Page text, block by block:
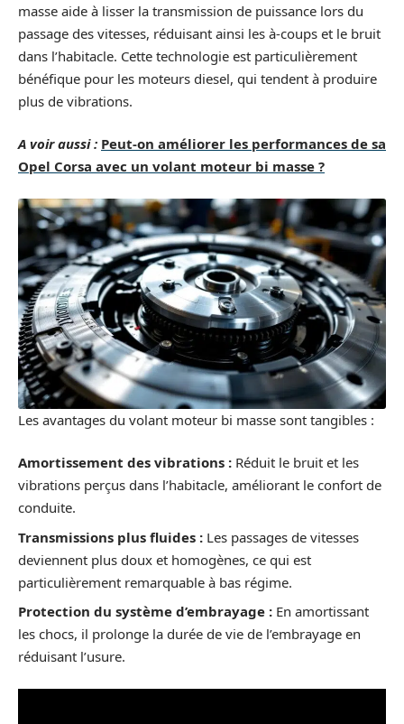
masse aide à lisser la transmission de puissance lors du
passage des vitesses, réduisant ainsi les à-coups et le bruit
dans l’habitacle. Cette technologie est particulièrement
bénéfique pour les moteurs diesel, qui tendent à produire
plus de vibrations.
A voir aussi : Peut-on améliorer les performances de sa
Opel Corsa avec un volant moteur bi masse ?
Les avantages du volant moteur bi masse sont tangibles :
Amortissement des vibrations : Réduit le bruit et les
vibrations perçus dans l’habitacle, améliorant le confort de
conduite.
Transmissions plus fluides : Les passages de vitesses
deviennent plus doux et homogènes, ce qui est
particulièrement remarquable à bas régime.
Protection du système d’embrayage : En amortissant
les chocs, il prolonge la durée de vie de l’embrayage en
réduisant l’usure.